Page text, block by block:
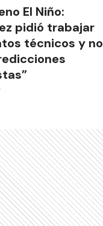
El Niño:
pidió trabajar
técnicos y no